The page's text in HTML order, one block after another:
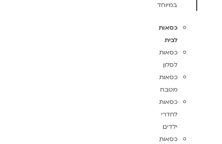
במיוחד
כסאות
לבית
כסאות
לסלון
כסאות
מטבח
כסאות
לחדרי
ילדים
כסאות